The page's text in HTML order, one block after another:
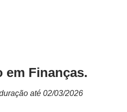
em Finanças.
até 02/03/2026